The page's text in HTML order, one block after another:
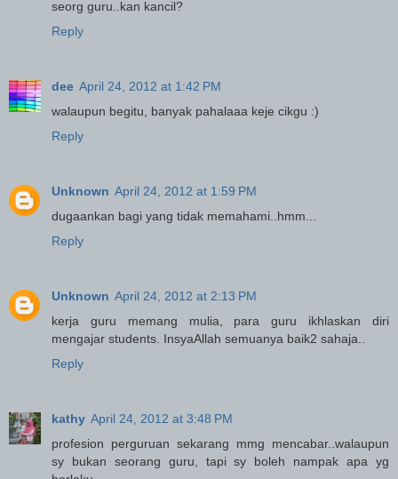
seorg guru..kan kancil?
Reply
dee April 24, 2012 at 1:42 PM
walaupun begitu, banyak pahalaaa keje cikgu :)
Reply
Unknown April 24, 2012 at 1:59 PM
dugaankan bagi yang tidak memahami..hmm...
Reply
Unknown April 24, 2012 at 2:13 PM
kerja guru memang mulia, para guru ikhlaskan diri
mengajar students. InsyaAllah semuanya baik2 sahaja..
Reply
kathy April 24, 2012 at 3:48 PM
profesion perguruan sekarang mmg mencabar..walaupun
sy bukan seorang guru, tapi sy boleh nampak apa yg